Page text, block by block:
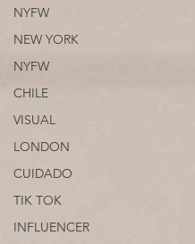
NYFW
NEW YORK
NYFW
CHILE
VISUAL
LONDON
CUIDADO
TIK TOK
INFLUENCER